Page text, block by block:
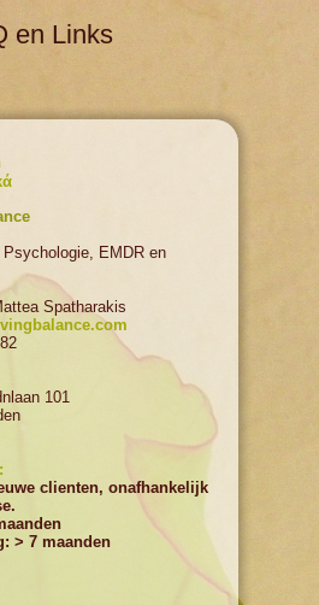
en Links
EMDR en
Spatharakis
101
clienten, onafhankelijk
> 7 maanden